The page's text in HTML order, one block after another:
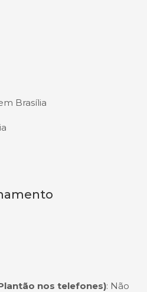
Brasília
nos telefones): Não